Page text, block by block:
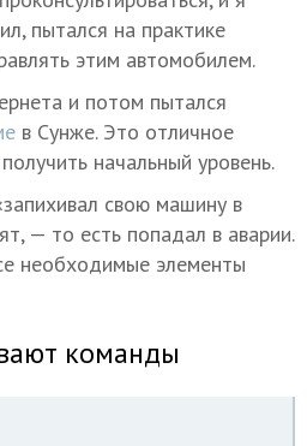
пытался на практике
этим автомобилем.
и потом пытался
в Сунже. Это отличное
начальный уровень.
свою машину в
— то есть попадал в аварии.
необходимые элементы
команды